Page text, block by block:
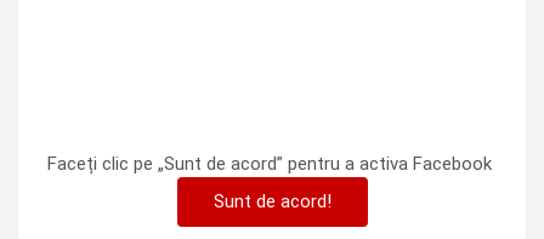
Faceți clic pe „Sunt de acord” pentru a activa Facebook
Sunt de acord!